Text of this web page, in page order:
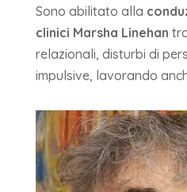
Sono abilitato alla
clinici Marsha Linehan
relazionali, disturbi di
impulsive, lavorando